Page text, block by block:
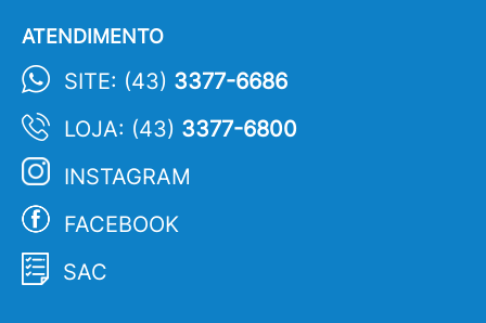
ATENDIMENTO
SITE: (43) 3377-6686
LOJA: (43) 3377-6800
INSTAGRAM
FACEBOOK
SAC